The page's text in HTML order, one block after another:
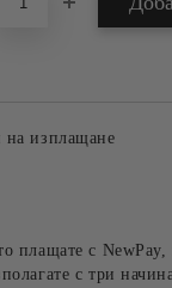
на изплащане
плащате с
с три